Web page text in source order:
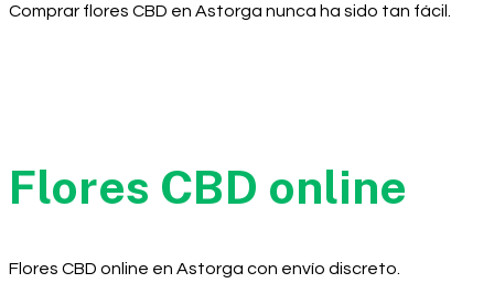
Comprar flores CBD en Astorga nunca ha sido tan fácil.
Flores CBD online
Flores CBD online en Astorga con envío discreto.